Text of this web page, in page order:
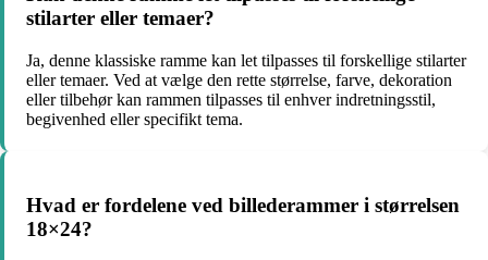
stilarter eller temaer?
Ja, denne klassiske ramme kan let tilpasses til forskellige stilarter
eller temaer. Ved at vælge den rette størrelse, farve, dekoration
eller tilbehør kan rammen tilpasses til enhver indretningsstil,
begivenhed eller specifikt tema.
Hvad er fordelene ved billederammer i størrelsen
18×24?